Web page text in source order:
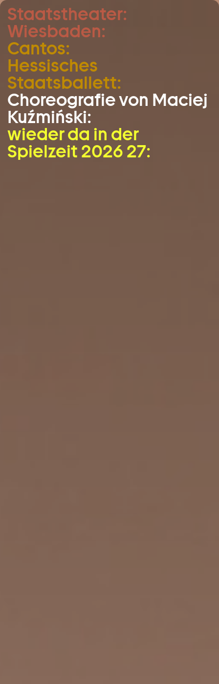
Zum Hauptinhalt springen
Zum Footer springen
Staatstheater:
Wiesbaden:
Cantos:
Hessisches
Staatsballett:
Choreografie von Maciej
Kuźmiński:
wieder da in der
Spielzeit 2026 27: